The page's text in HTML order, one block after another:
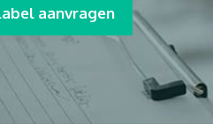
aanvragen